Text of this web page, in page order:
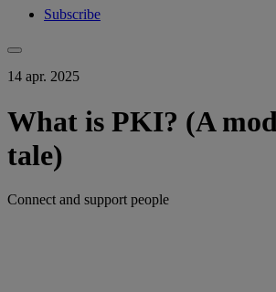
Subscribe
14 apr. 2025
What is PKI? (A
tale)
Connect and support people